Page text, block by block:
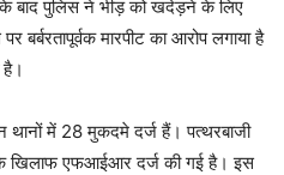
बाद पुलिस ने भीड़ को खदेड़ने के लिए
बर्बरतापूर्वक मारपीट का आरोप लगाया है
थानों में 28 मुकदमे दर्ज हैं। पत्थरबाजी
खिलाफ एफआईआर दर्ज की गई है। इस